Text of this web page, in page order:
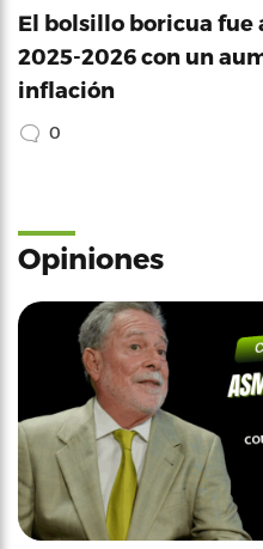
El bolsillo boricua fue
2025-2026 con un
inflación
0
Opiniones